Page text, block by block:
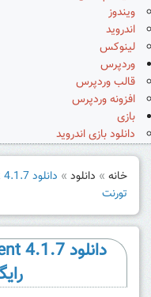
ویندوز
اندروید
لینوکس
وردپرس
قالب وردپرس
افزونه وردپرس
بازی
دانلود بازی اندروید
خانه » دانلود »
تورنت